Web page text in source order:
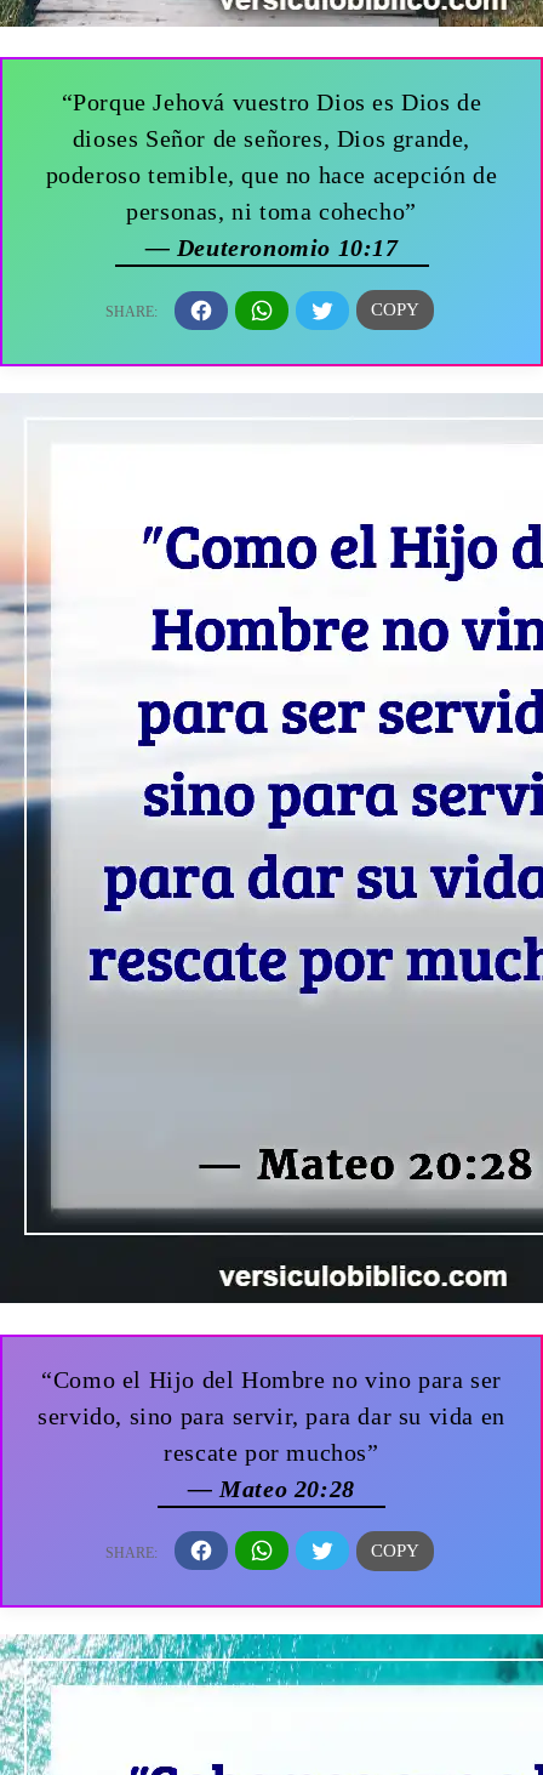
“Porque Jehová vuestro Dios es Dios de
dioses Señor de señores, Dios grande,
poderoso temible, que no hace acepción de
personas, ni toma cohecho”
— Deuteronomio 10:17
“Como el Hijo del Hombre no vino para ser
servido, sino para servir, para dar su vida en
rescate por muchos”
— Mateo 20:28